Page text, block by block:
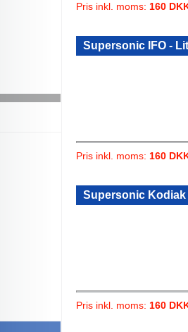
Pris inkl. moms: 160
Supersonic IFO -
Pris inkl. moms: 160
Supersonic Kodiak
Pris inkl. moms: 160